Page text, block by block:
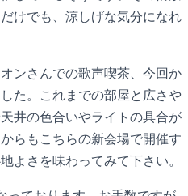
けでも、涼しげな気分になれ
ンさんでの歌声喫茶、今回か
た。これまでの部屋と広さや
井の色合いやライトの具合が
らもこちらの新会場で開催す
よさを味わってみて下さい。